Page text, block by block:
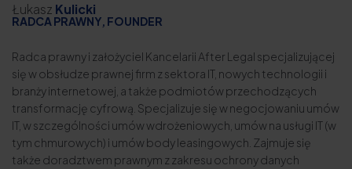
Łukasz Kulicki
RADCA PRAWNY, FOUNDER
Radca prawny i założyciel Kancelarii After Legal specjalizującej
się w obsłudze prawnej firm z sektora IT, nowych technologii i
branży internetowej, a także podmiotów przechodzących
transformację cyfrową. Specjalizuje się w negocjowaniu umów
IT, w szczególności umów wdrożeniowych, umów na usługi IT (w
tym chmurowych) i umów body leasingowych. Zajmuje się
także doradztwem prawnym z zakresu ochrony danych